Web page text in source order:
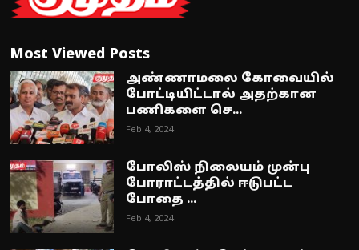
Most Viewed Posts
அண்ணாமலை கோவையில்
போட்டியிட்டால் அதற்கான
பணிகளை செ...
Feb 4, 2024
போலிஸ் நிலையம் முன்பு
போராட்டத்தில் ஈடுபட்ட
போதை ...
Feb 4, 2024